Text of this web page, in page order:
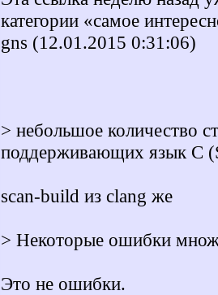
категории «самое
gns (12.01.2015 0:31:06)
> небольшое количество
поддерживающих язык C
scan-build из clang же
> Некоторые ошибки
Это не ошибки.